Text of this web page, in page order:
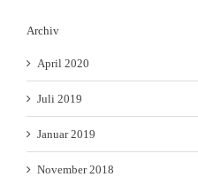
Archiv
April 2020
Juli 2019
Januar 2019
November 2018